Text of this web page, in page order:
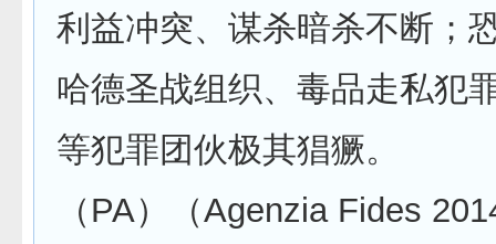
利益冲突、谋杀暗杀不断；
哈德圣战组织、毒品走私犯
等犯罪团伙极其猖獗。
（PA）（Agenzia Fides